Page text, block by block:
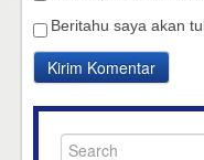
Beritahu saya akan